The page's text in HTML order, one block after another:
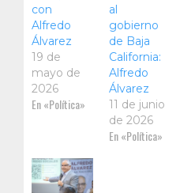
con
Alfredo
Álvarez
19 de
mayo de
2026
En «Política»
al
gobierno
de Baja
California:
Alfredo
Álvarez
11 de junio
de 2026
En «Política»